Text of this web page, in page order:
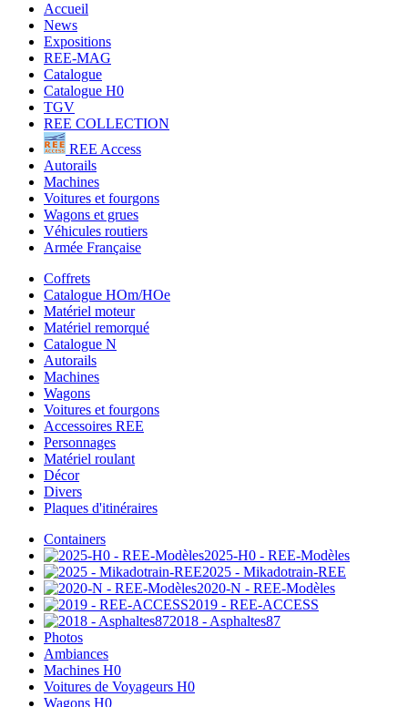
Accueil
News
Expositions
REE-MAG
Catalogue
Catalogue H0
TGV
REE COLLECTION
REE Access
Autorails
Machines
Voitures et fourgons
Wagons et grues
Véhicules routiers
Armée Française
Coffrets
Catalogue HOm/HOe
Matériel moteur
Matériel remorqué
Catalogue N
Autorails
Machines
Wagons
Voitures et fourgons
Accessoires REE
Personnages
Matériel roulant
Décor
Divers
Plaques d'itinéraires
Containers
2025-H0 - REE-Modèles
2025 - Mikadotrain-REE
2020-N - REE-Modèles
2019 - REE-ACCESS
2018 - Asphaltes87
Photos
Ambiances
Machines H0
Voitures de Voyageurs H0
Wagons H0